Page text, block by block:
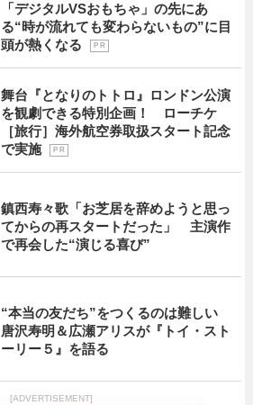
「デジタルVSおもちゃ」の先にあ
る“時が流れても変わらないもの”に目
頭が熱くなる
P R
舞台『となりのトトロ』ロンドン公演
を観劇できる特別企画！ ローチケ
［旅行］海外航空券取扱スタート記念
で実施
P R
鎮西寿々歌「お芝居を辞めようと思っ
てからの再スタートだった」 主演作
で再会した“演じる喜び”
“本当の友だち”をつくるのは難しい
唐沢寿明＆広瀬アリスが『トイ・スト
ーリー５』を語る
[ADVERTISEMENT]